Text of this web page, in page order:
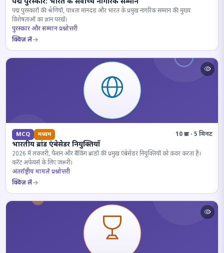
पद्म पुरस्कारों की श्रेणियों, पात्रता मानदंड और भारत के प्रमुख नागरिक सम्मान की मुख्य
विशेषताओं का ज्ञान परखें।
पुरस्कार और सम्मान प्रश्नोत्तरी
क्विज़ लें
MCQ मध्यम 10 प्रश्न · 5 मिनट
भारतीय ब्रांड एंबेसेडर नियुक्तियाँ
2026 में लक्जरी, फैशन और बैंकिंग ब्रांडों की प्रमुख एंबेसेडर नियुक्तियों को कवर करता है।
करेंट अफेयर्स के लिए जरूरी।
अंतर्राष्ट्रीय मामले प्रश्नोत्तरी
क्विज़ लें